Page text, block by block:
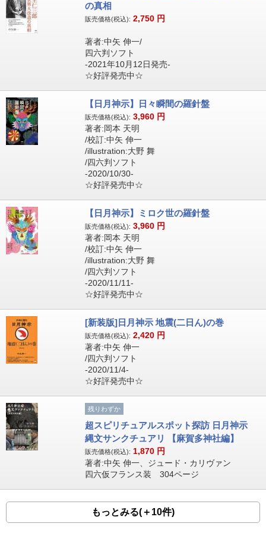
の真相
販売価格(税込): 2,750 円
著者:中矢 伸一/
四六判ソフト
-2021年10月12日発売-
☆好評発売中☆
【日月神示】日々瞬間の羅針盤
販売価格(税込): 3,960 円
著者:岡本 天明
/校訂:中矢 伸一
/illustration:大野 舞
/四六判ソフト
-2020/10/30-
☆好評発売中☆
【日月神示】ミロク世の羅針盤
販売価格(税込): 3,960 円
著者:岡本 天明
/校訂:中矢 伸一
/illustration:大野 舞
/四六判ソフト
-2020/11/11-
☆好評発売中☆
[新装版]日月神示 地震(二日ん)の巻
販売価格(税込): 2,420 円
著者:中矢 伸一
/四六判ソフト
-2020/11/4-
☆好評発売中☆
残りわずか
超スピリチュアルスポット探訪 日月神示
縄文サンクチュアリ 【麻賀多神社編】
販売価格(税込): 1,870 円
著者:中矢 伸一、ジュード・カリヴァン
四六仮フランス装 304ページ
もっとみる(＋10件)